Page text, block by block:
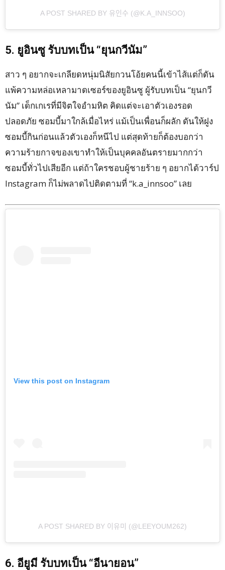
A POST SHARED BY 유인수 (@K.A_INNSOO)
5. ยูอินซู รับบทเป็น “ยุนกวีนัม”
สาว ๆ อยากจะเกลียดหนุ่มนิสัยกวนโอ้ยคนนี้เข้าไส้แต่ก็ดัน
แพ้ความหล่อเหลามาดเซอร์ของยูอินซู ผู้รับบทเป็น “ยุนกวี
นัม” เด็กเกเรที่มีจิตใจอำมหิต คิดแต่จะเอาตัวเองรอด
ปลอดภัย ซอมบี้มาใกล้เมื่อไหร่ แม้เป็นเพื่อนก็ผลัก ดันให้ฝูง
ซอมบี้กินก่อนแล้วตัวเองก็หนีไป แต่สุดท้ายก็ต้องบอกว่า
ความร้ายกาจของเขาทำให้เป็นบุคคลอันตรายมากกว่า
ซอมบี้ทั่วไปเสียอีก แต่ถ้าใครชอบผู้ชายร้าย ๆ อยากได้วาร์ป
Instagram ก็ไม่พลาดไปติดตามที่ “k.a_innsoo” เลย
View this post on Instagram
A POST SHARED BY 이유미 (@LEEYOUM262)
6. อียูมี รับบทเป็น “อีนายอน”